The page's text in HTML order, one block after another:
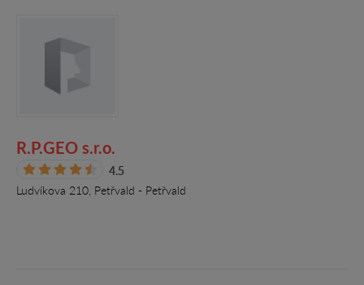
R.P.GEO s.r.o.
4.5
Ludvíkova 210, Petřvald - Petřvald